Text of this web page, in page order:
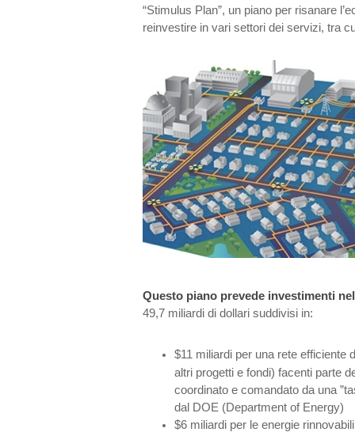
“Stimulus Plan”, un piano per risanare
reinvestire in vari settori dei servizi, tra
Questo piano prevede investimenti
49,7 miliardi di dollari suddivisi in:
$11 miliardi per una rete efficiente
altri progetti e fondi) facenti parte
coordinato e comandato da una
dal DOE (Department of Energy)
$6 miliardi per le energie